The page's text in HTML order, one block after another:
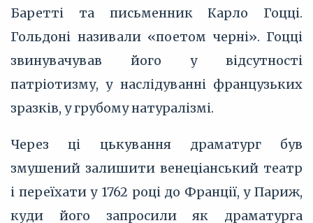
Баретті та письменник Карло Гоцці.
Гольдоні називали «поетом черні». Гоцці
звинувачував його у відсутності
патріотизму, у наслідуванні французьких
зразків, у грубому натуралізмі.
Через ці цькування драматург був
змушений залишити венеціанський театр
і переїхати у 1762 році до Франції, у Париж,
куди його запросили як драматурга